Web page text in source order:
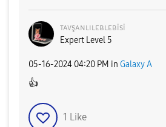
ᴛᴀᴠşᴀɴʟɪʟᴇʙʟᴇʙisi
Expert Level 5
‎05-16-2024 04:20 PM in Galaxy A
👍
1 Like